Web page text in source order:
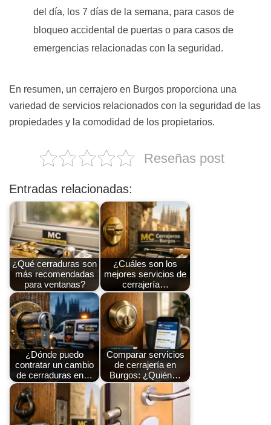
del día, los 7 días de la semana, para casos de
bloqueo accidental de puertas o para casos de
emergencias relacionadas con la seguridad.
En resumen, un cerrajero en Burgos proporciona una
variedad de servicios relacionados con la seguridad de las
propiedades y la comodidad de los propietarios.
Reseñas post
Entradas relacionadas:
¿Qué cerraduras son
más recomendadas
para ventanas?
¿Cuáles son los
mejores servicios de
cerrajería…
¿Dónde puedo
contratar un cambio
de cerraduras en…
Comparar servicios
de cerrajería en
Burgos: ¿Quién…